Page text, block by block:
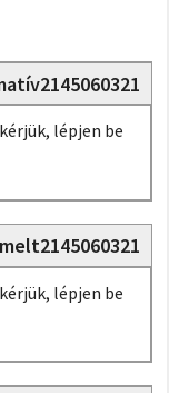
lépjen be
lépjen be